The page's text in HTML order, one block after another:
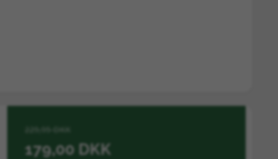
229,95 DKK
179,00 DKK